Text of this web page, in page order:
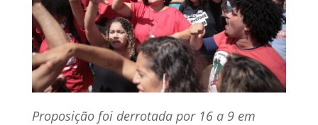
Proposição foi derrotada por 16 a 9 em